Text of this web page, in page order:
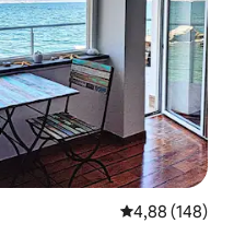
Gemiddelde
4,88 (148)